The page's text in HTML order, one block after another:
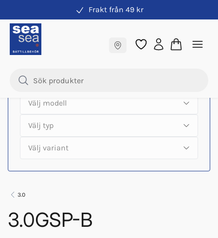
Frakt från 49 kr
Samma pris online & i butik
Hitta rätt produkter till din båtmotor
3.0
3.0GSP-B